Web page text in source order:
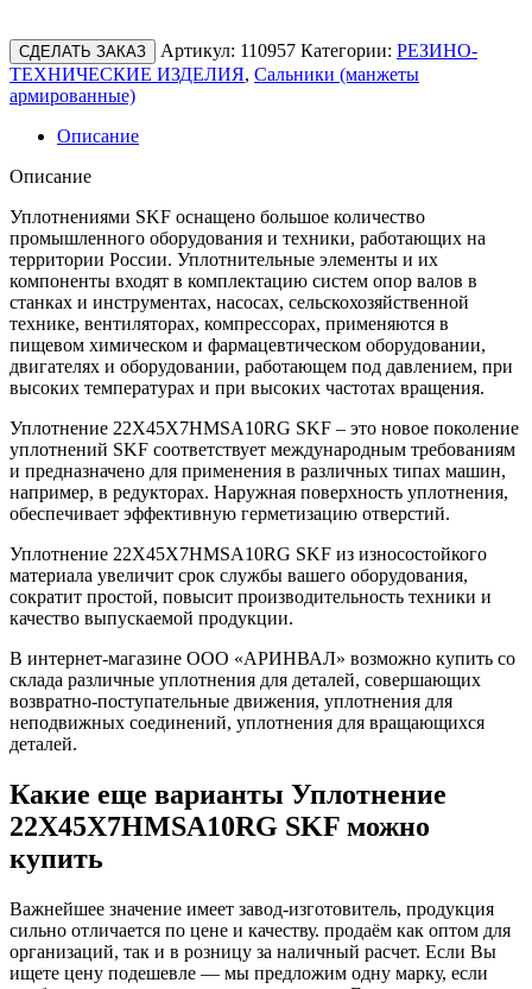
СДЕЛАТЬ ЗАКАЗ Артикул: 110957 Категории: РЕЗИНО-
ТЕХНИЧЕСКИЕ ИЗДЕЛИЯ, Сальники (манжеты
армированные)
Описание
Описание
Уплотнениями SKF оснащено большое количество
промышленного оборудования и техники, работающих на
территории России. Уплотнительные элементы и их
компоненты входят в комплектацию систем опор валов в
станках и инструментах, насосах, сельскохозяйственной
технике, вентиляторах, компрессорах, применяются в
пищевом химическом и фармацевтическом оборудовании,
двигателях и оборудовании, работающем под давлением, при
высоких температурах и при высоких частотах вращения.
Уплотнение 22X45X7HMSA10RG SKF – это новое поколение
уплотнений SKF соответствует международным требованиям
и предназначено для применения в различных типах машин,
например, в редукторах. Наружная поверхность уплотнения,
обеспечивает эффективную герметизацию отверстий.
Уплотнение 22X45X7HMSA10RG SKF из износостойкого
материала увеличит срок службы вашего оборудования,
сократит простой, повысит производительность техники и
качество выпускаемой продукции.
В интернет-магазине ООО «АРИНВАЛ» возможно купить со
склада различные уплотнения для деталей, совершающих
возвратно-поступательные движения, уплотнения для
неподвижных соединений, уплотнения для вращающихся
деталей.
Какие еще варианты Уплотнение
22X45X7HMSA10RG SKF можно
купить
Важнейшее значение имеет завод-изготовитель, продукция
сильно отличается по цене и качеству. продаём как оптом для
организаций, так и в розницу за наличный расчет. Если Вы
ищете цену подешевле — мы предложим одну марку, если